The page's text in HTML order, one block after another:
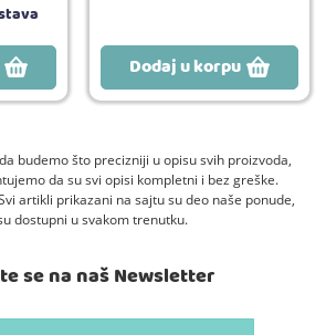
Dodaj u korpu
budemo što precizniji u opisu svih proizvoda,
da su svi opisi kompletni i bez greške.
artikli prikazani na sajtu su deo naše ponude,
dostupni u svakom trenutku.
se na naš Newsletter